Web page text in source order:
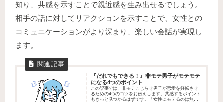
知り、共感を示すことで親近感を生み出せるでしょう。
相手の話に対してリアクションを示すことで、女性との
コミュニケーションがより深まり、楽しい会話が実現し
ます。
『だれでもできる！』非モテ男子がモテモテ
になる4つのポイント
この記事では、非モテこじらせ男子が恋愛を好転させ
るための4つのコツをお伝えします。共感するポイント
もきっと見つかるはずです。「女性にモテるのは無理